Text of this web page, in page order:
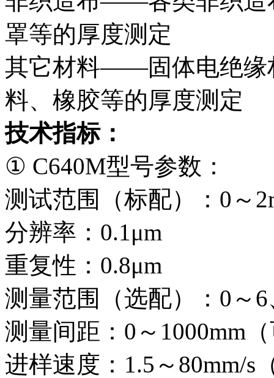
罩等的厚度测定
其它材料——固体电绝缘
料、橡胶等的厚度测定
技术指标：
① C640M型号参数：
测试范围（标配）：0～
分辨率：0.1μm
重复性：0.8μm
测量范围（选配）：0～6
测量间距：0～1000mm
进样速度：1.5～80mm/s